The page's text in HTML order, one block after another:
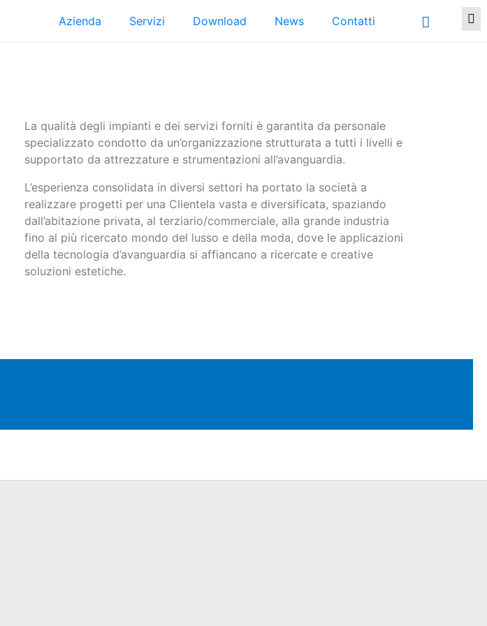
Azienda Servizi Download News Contatti
La qualità degli impianti e dei servizi forniti è garantita da personale
specializzato condotto da un’organizzazione strutturata a tutti i livelli e
supportato da attrezzature e strumentazioni all’avanguardia.
L’esperienza consolidata in diversi settori ha portato la società a
realizzare progetti per una Clientela vasta e diversificata, spaziando
dall’abitazione privata, al terziario/commerciale, alla grande industria
fino al più ricercato mondo del lusso e della moda, dove le applicazioni
della tecnologia d’avanguardia si affiancano a ricercate e creative
soluzioni estetiche.